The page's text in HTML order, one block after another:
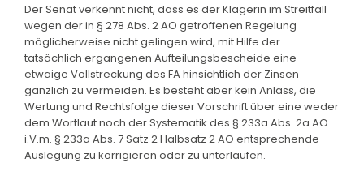
Der Senat verkennt nicht, dass es der Klägerin im Streitfall
wegen der in § 278 Abs. 2 AO getroffenen Regelung
möglicherweise nicht gelingen wird, mit Hilfe der
tatsächlich ergangenen Aufteilungsbescheide eine
etwaige Vollstreckung des FA hinsichtlich der Zinsen
gänzlich zu vermeiden. Es besteht aber kein Anlass, die
Wertung und Rechtsfolge dieser Vorschrift über eine weder
dem Wortlaut noch der Systematik des § 233a Abs. 2a AO
i.V.m. § 233a Abs. 7 Satz 2 Halbsatz 2 AO entsprechende
Auslegung zu korrigieren oder zu unterlaufen.